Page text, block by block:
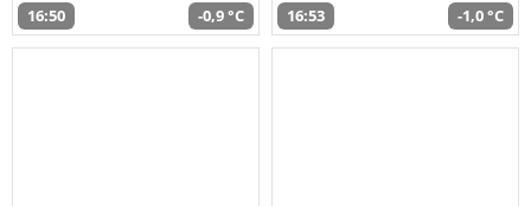
16:50 -0,9 °C 16:53 -1,0 °C